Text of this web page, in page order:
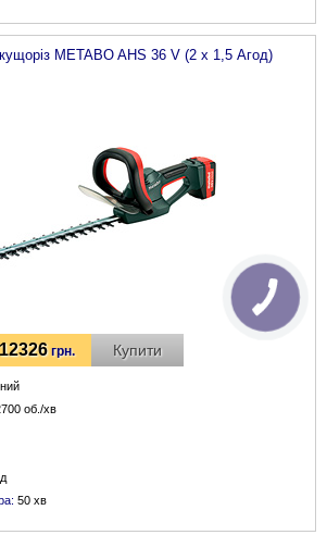
METABO AHS 36 V (2 x 1,5 Агод)
12326грн. Купити
об./хв
50 хв